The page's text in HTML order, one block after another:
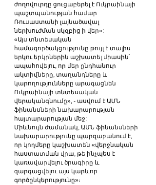
ժողովուրդը ցուցաբերել է Ուկրաինայի
պաշտպանության համար
Ռուսաստանի լայնածավալ
ներխուժման սկզբից ի վեր»:
«Այս տնտեսական
համագործակցությունը թույլ է տալիս
երկու երկրներին աշխատել միասին՝
ապահովելու, որ մեր ընդհանուր
ակտիվները, տաղանդները և
կարողությունները արագացնեն
Ուկրաինայի տնտեսական
վերականգնումը», - ասվում է ԱՄՆ
ֆինանսների նախարարության
հայտարարության մեջ:
Միևնույն ժամանակ, ԱՄՆ ֆինանսների
նախարարությունը պարզաբանում է,
որ կողմերը կաշխատեն «վերջնական
հաստատման վրա, թե ինչպես է
կառավարվելու ծրագիրը և
զարգացվելու այս կարևոր
գործընկերությունը»։